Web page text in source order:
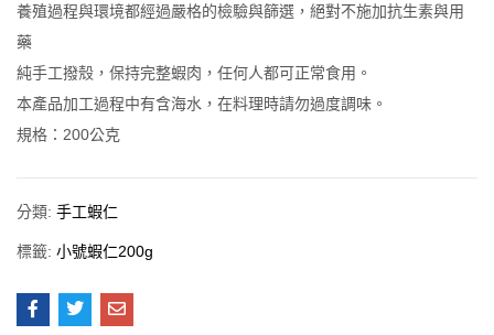
養殖過程與環境都經過嚴格的檢驗與篩選，絕對不施加抗生素與用
藥
純手工撥殼，保持完整蝦肉，任何人都可正常食用。
本產品加工過程中有含海水，在料理時請勿過度調味。
規格：200公克
分類: 手工蝦仁
標籤: 小號蝦仁200g